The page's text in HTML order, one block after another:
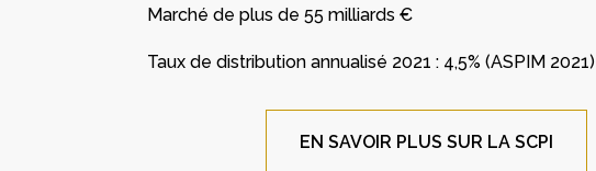
Marché de plus de 55 milliards €
Taux de distribution annualisé 2021 : 4,5% (ASPIM 2021)
EN SAVOIR PLUS SUR LA SCPI